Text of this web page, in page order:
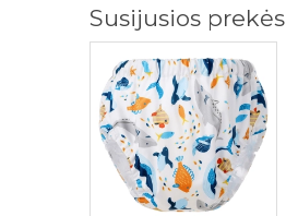
Susijusios prekės